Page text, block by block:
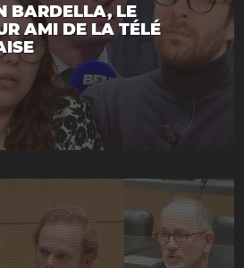
BARDELLA, LE
AMI DE LA TÉLÉ